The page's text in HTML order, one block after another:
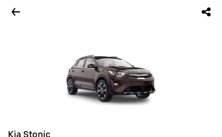
Kia Stonic